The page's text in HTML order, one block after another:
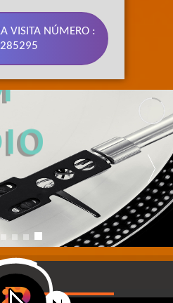
VISITA NÚMERO :